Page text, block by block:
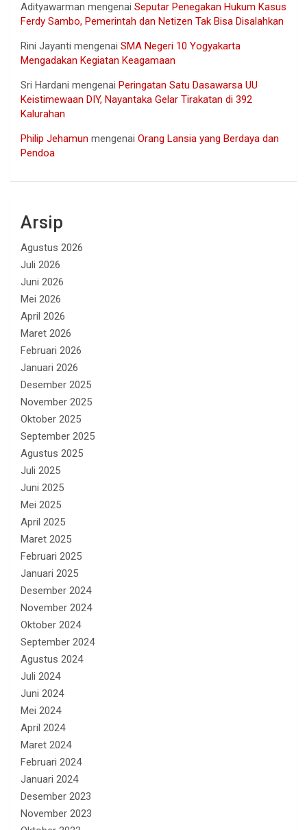
Adityawarman mengenai Seputar Penegakan Hukum Kasus
Ferdy Sambo, Pemerintah dan Netizen Tak Bisa Disalahkan
Rini Jayanti mengenai SMA Negeri 10 Yogyakarta
Mengadakan Kegiatan Keagamaan
Sri Hardani mengenai Peringatan Satu Dasawarsa UU
Keistimewaan DIY, Nayantaka Gelar Tirakatan di 392
Kalurahan
Philip Jehamun mengenai Orang Lansia yang Berdaya dan
Pendoa
Arsip
Agustus 2026
Juli 2026
Juni 2026
Mei 2026
April 2026
Maret 2026
Februari 2026
Januari 2026
Desember 2025
November 2025
Oktober 2025
September 2025
Agustus 2025
Juli 2025
Juni 2025
Mei 2025
April 2025
Maret 2025
Februari 2025
Januari 2025
Desember 2024
November 2024
Oktober 2024
September 2024
Agustus 2024
Juli 2024
Juni 2024
Mei 2024
April 2024
Maret 2024
Februari 2024
Januari 2024
Desember 2023
November 2023